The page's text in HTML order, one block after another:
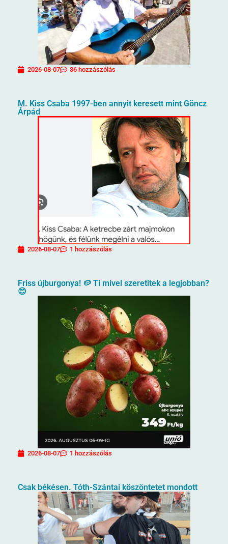
2026-08-07 36 hozzászólás
M. Kiss Csaba 1997-ben annyit keresett mint Göncz
Árpád
2026-08-07 1 hozzászólás
Friss újburgonya! 🥔 Ti mivel szeretitek a legjobban?
😊
2026-08-07 1 hozzászólás
Csak békésen. Tóth-Szántai köszöntetet mondott